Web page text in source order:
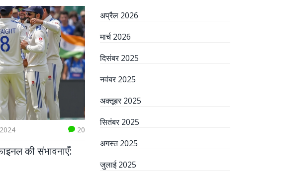
20
की संभावनाएँ:
अप्रैल 2026
मार्च 2026
दिसंबर 2025
नवंबर 2025
अक्तूबर 2025
सितंबर 2025
अगस्त 2025
जुलाई 2025